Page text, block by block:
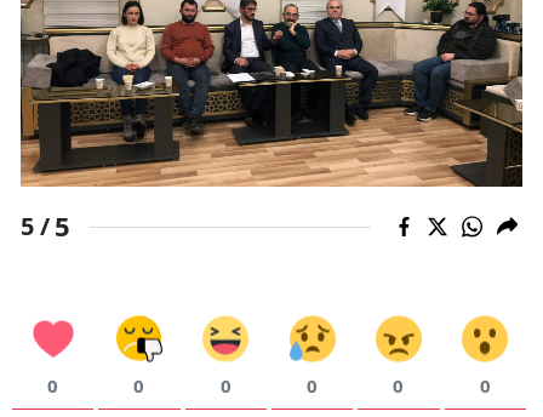
5 /5
0 0 0 0 0 0